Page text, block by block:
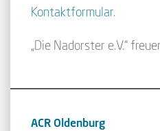
Kontaktformular.
„Die Nadorster e.V.“
ACR Oldenburg